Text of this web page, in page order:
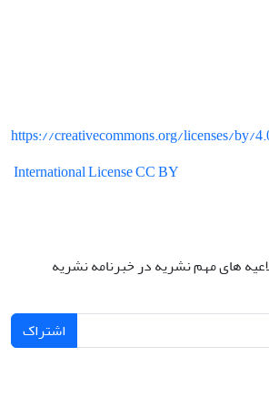
https://creativecommons.org/licenses/by/
International License CC BY
های مهم نشریه در خبرنامه نشریه
اشتراک